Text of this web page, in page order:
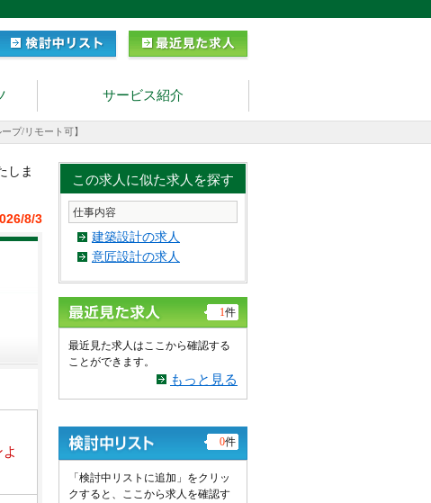
サービス紹介
プ/リモート可】
しま
8/3
この求人に似た求人を探す
仕事内容
建築設計の求人
意匠設計の求人
1件
最近見た求人はここから確認する
ことができます。
もっと見る
0件
「検討中リストに追加」をクリッ
クすると、ここから求人を確認す